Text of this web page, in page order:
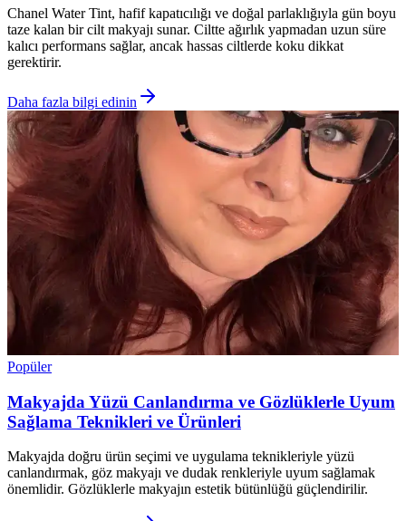
Chanel Water Tint, hafif kapatıcılığı ve doğal parlaklığıyla gün boyu
taze kalan bir cilt makyajı sunar. Ciltte ağırlık yapmadan uzun süre
kalıcı performans sağlar, ancak hassas ciltlerde koku dikkat
gerektirir.
Daha fazla bilgi edinin
Popüler
Makyajda Yüzü Canlandırma ve Gözlüklerle Uyum
Sağlama Teknikleri ve Ürünleri
Makyajda doğru ürün seçimi ve uygulama teknikleriyle yüzü
canlandırmak, göz makyajı ve dudak renkleriyle uyum sağlamak
önemlidir. Gözlüklerle makyajın estetik bütünlüğü güçlendirilir.